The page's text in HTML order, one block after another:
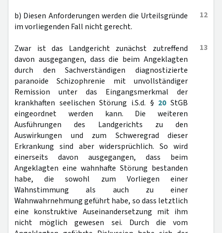
12
b) Diesen Anforderungen werden die Urteilsgründe
im vorliegenden Fall nicht gerecht.
13
Zwar ist das Landgericht zunächst zutreffend
davon ausgegangen, dass die beim Angeklagten
durch den Sachverständigen diagnostizierte
paranoide Schizophrenie mit unvollständiger
Remission unter das Eingangsmerkmal der
krankhaften seelischen Störung i.S.d. § 20StGB
eingeordnet werden kann. Die weiteren
Ausführungen des Landgerichts zu den
Auswirkungen und zum Schweregrad dieser
Erkrankung sind aber widersprüchlich. So wird
einerseits davon ausgegangen, dass beim
Angeklagten eine wahnhafte Störung bestanden
habe, die sowohl zum Vorliegen einer
Wahnstimmung als auch zu einer
Wahnwahrnehmung geführt habe, so dass letztlich
eine konstruktive Auseinandersetzung mit ihm
nicht möglich gewesen sei. Durch die vom